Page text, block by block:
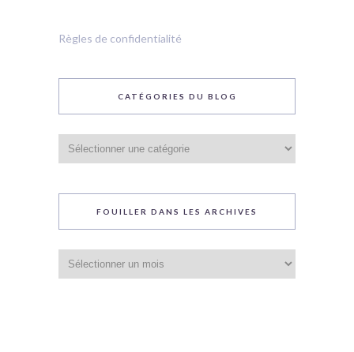
Règles de confidentialité
CATÉGORIES DU BLOG
du
blog
FOUILLER DANS LES ARCHIVES
dans
les